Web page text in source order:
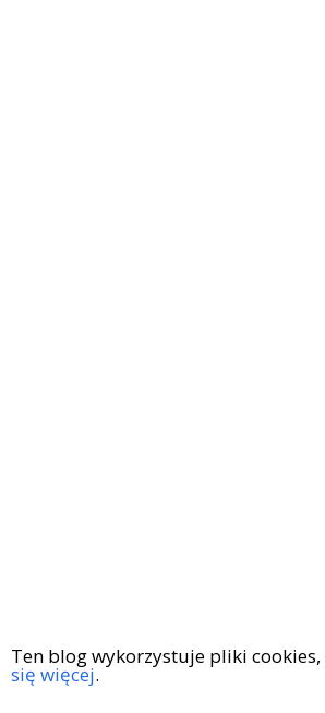
Ten blog wykorzystuje pliki
się więcej.